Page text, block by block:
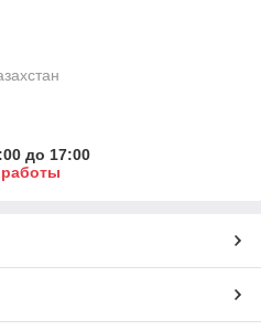
до 17:00
работы